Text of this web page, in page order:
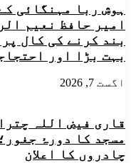
ہوش ربا مہنگائی
امیر حافظ نعیم
بند کرنے کی کال
بہت بڑا اور
اگست 7, 2026
قاری فیض اللہ
مسجد کا دورۂ
چادروں کا اعلان